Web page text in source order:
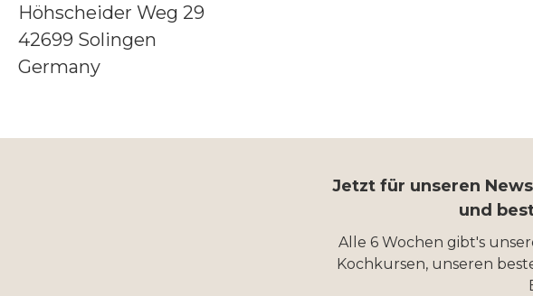
Höhscheider Weg 29
42699 Solingen
Germany
Jetzt für unseren
und
Alle 6 Wochen gibt's
Kochkursen, unseren